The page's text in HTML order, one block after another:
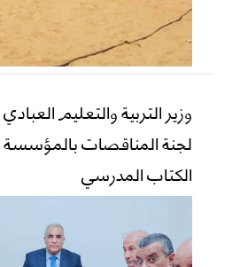
وزير التربية والتعليم
لجنة المناقصات بالمؤسسة
الكتاب المدرسي